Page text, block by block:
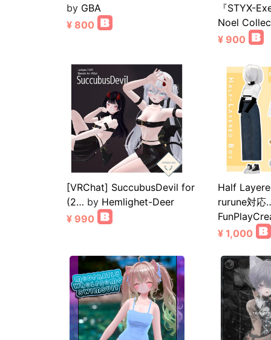
by GBA
¥ 800
『STYX-
Noel
¥ 900
[VRChat] SuccubusDevil for
(2… by Hemlighet-Deer
¥ 990
Half
rurune対応
¥ 1,000